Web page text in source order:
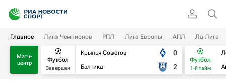
Главное Лига Чемпионов РПЛ Лига Европы АПЛ Ла Лига
Матч-
центр
Футбол
Завершен
Крылья Советов
Балтика
0
2
Футбол
1-й тайм